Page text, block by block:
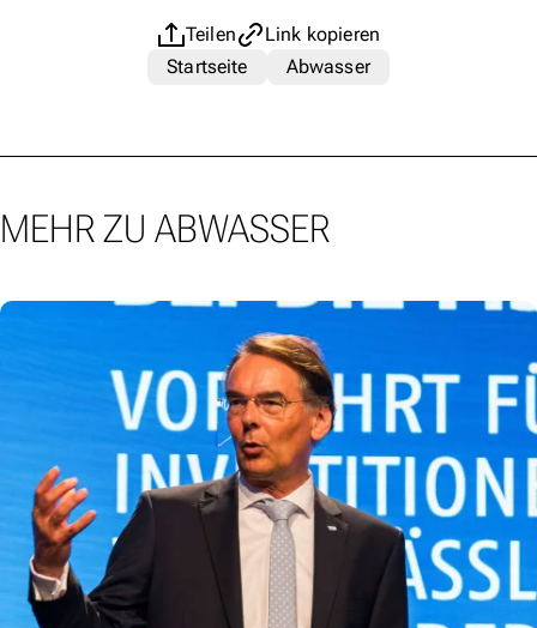
Teilen
Link kopieren
Startseite
Abwasser
MEHR ZU ABWASSER